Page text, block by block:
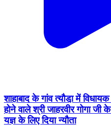
शाहाबाद के गांव त्यौडा़ में
होने वाले श्री जाहरवीर गोगा जी
यज्ञ के लिए दिया न्यौता